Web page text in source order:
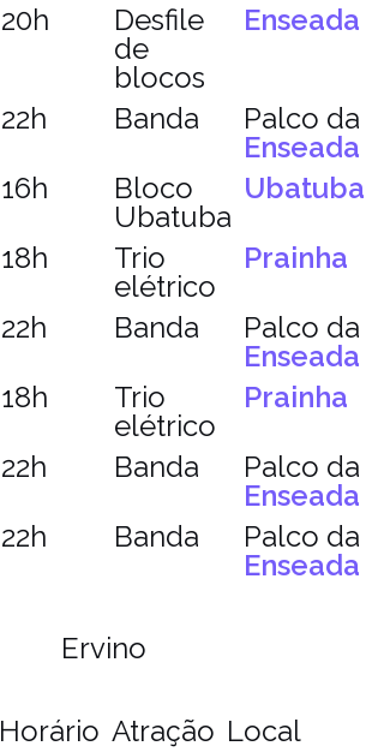
20h
Desfile
de
blocos
Enseada
22h Banda
Palco da
Enseada
16h
Bloco
Ubatuba
Ubatuba
18h
Trio
elétrico
Prainha
22h Banda
Palco da
Enseada
18h
Trio
elétrico
Prainha
22h Banda
Palco da
Enseada
22h Banda
Palco da
Enseada
Ervino
Horário Atração Local